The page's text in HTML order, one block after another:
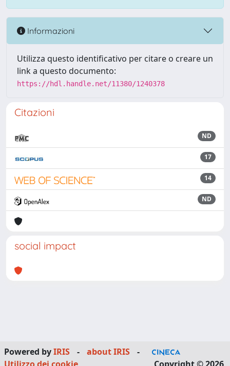
Informazioni
Utilizza questo identificativo per citare o creare un
link a questo documento:
https://hdl.handle.net/11380/1240378
Citazioni
ND
17
14
ND
social impact
Powered byIRIS - about IRIS
-